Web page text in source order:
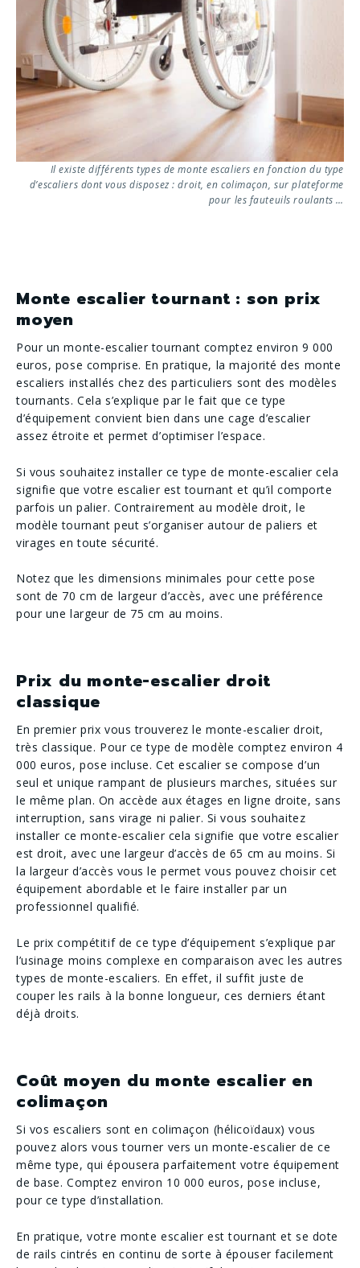
Il existe différents types de monte escaliers en fonction du type
d’escaliers dont vous disposez : droit, en colimaçon, sur plateforme
pour les fauteuils roulants …
Monte escalier tournant : son prix
moyen
Pour un monte-escalier tournant comptez environ 9 000
euros, pose comprise. En pratique, la majorité des monte
escaliers installés chez des particuliers sont des modèles
tournants. Cela s’explique par le fait que ce type
d’équipement convient bien dans une cage d’escalier
assez étroite et permet d’optimiser l’espace.
Si vous souhaitez installer ce type de monte-escalier cela
signifie que votre escalier est tournant et qu’il comporte
parfois un palier. Contrairement au modèle droit, le
modèle tournant peut s’organiser autour de paliers et
virages en toute sécurité.
Notez que les dimensions minimales pour cette pose
sont de 70 cm de largeur d’accès, avec une préférence
pour une largeur de 75 cm au moins.
Prix du monte-escalier droit
classique
En premier prix vous trouverez le monte-escalier droit,
très classique. Pour ce type de modèle comptez environ 4
000 euros, pose incluse. Cet escalier se compose d’un
seul et unique rampant de plusieurs marches, situées sur
le même plan. On accède aux étages en ligne droite, sans
interruption, sans virage ni palier. Si vous souhaitez
installer ce monte-escalier cela signifie que votre escalier
est droit, avec une largeur d’accès de 65 cm au moins. Si
la largeur d’accès vous le permet vous pouvez choisir cet
équipement abordable et le faire installer par un
professionnel qualifié.
Le prix compétitif de ce type d’équipement s’explique par
l’usinage moins complexe en comparaison avec les autres
types de monte-escaliers. En effet, il suffit juste de
couper les rails à la bonne longueur, ces derniers étant
déjà droits.
Coût moyen du monte escalier en
colimaçon
Si vos escaliers sont en colimaçon (hélicoïdaux) vous
pouvez alors vous tourner vers un monte-escalier de ce
même type, qui épousera parfaitement votre équipement
de base. Comptez environ 10 000 euros, pose incluse,
pour ce type d’installation.
En pratique, votre monte escalier est tournant et se dote
de rails cintrés en continu de sorte à épouser facilement